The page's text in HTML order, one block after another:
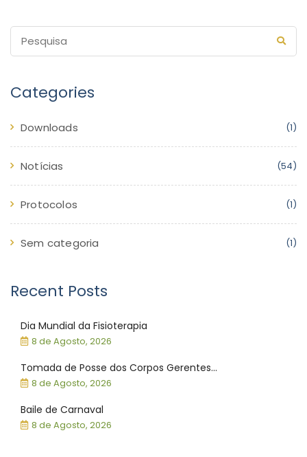
Categories
Downloads (1)
Notícias (54)
Protocolos (1)
Sem categoria (1)
Recent Posts
Dia Mundial da Fisioterapia
8 de Agosto, 2026
Tomada de Posse dos Corpos Gerentes...
8 de Agosto, 2026
Baile de Carnaval
8 de Agosto, 2026